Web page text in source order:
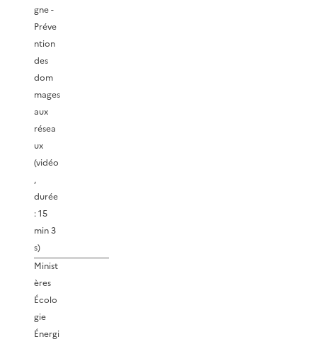
gne -
Préve
ntion
des
dom
mages
aux
résea
ux
(vidéo
,
durée
: 15
min 3
s)
Minist
ères
Écolo
gie
Énergi